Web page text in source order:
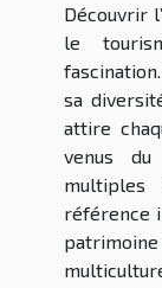
Découvrir
le
sa
attire
venus
multiples
référence
patrimoine